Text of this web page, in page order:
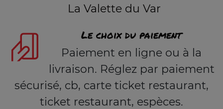
La Valette du Var
Le choix du paiement
Paiement en ligne ou à la
livraison. Réglez par paiement
sécurisé, cb, carte ticket restaurant,
ticket restaurant, espèces.